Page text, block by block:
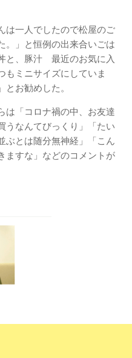
は一人でしたので松屋のご
。」と恒例の出来合いごは
と、豚汁 最近のお気に入
もミニサイズにしていま
お勧めした。
は「コロナ禍の中、お友達
うなんてびっくり」「たい
ぶとは随分無神経」「こん
ますな」などのコメントが